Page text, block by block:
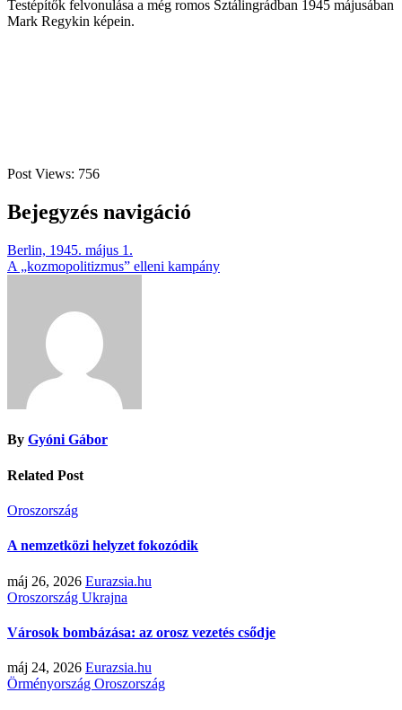
Testépítők felvonulása a még romos Sztálingrádban 1945 májusában
Mark Regykin képein.
Post Views: 756
Bejegyzés navigáció
Berlin, 1945. május 1.
A „kozmopolitizmus” elleni kampány
By Gyóni Gábor
Related Post
Oroszország
A nemzetközi helyzet fokozódik
máj 26, 2026 Eurazsia.hu
Oroszország Ukrajna
Városok bombázása: az orosz vezetés csődje
máj 24, 2026 Eurazsia.hu
Örményország Oroszország